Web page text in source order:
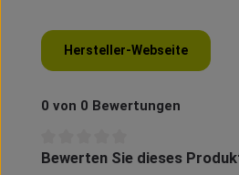
Hersteller-Webseite
0 von 0 Bewertungen
Durchschnittliche Bewertung von
Bewerten Sie dieses